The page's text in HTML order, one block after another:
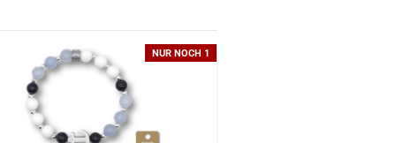
NUR NOCH 1